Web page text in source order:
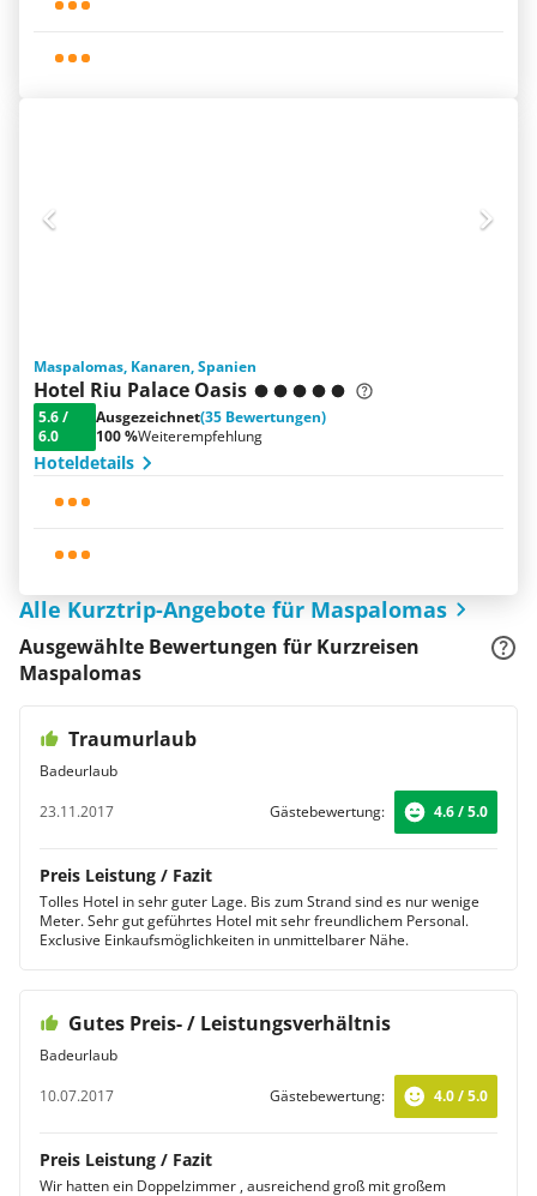
Maspalomas, Kanaren, Spanien
Hotel Riu Palace Oasis
5.6/
6.0
Ausgezeichnet(35 Bewertungen)
100 %Weiterempfehlung
Hoteldetails
Alle Kurztrip-Angebote für Maspalomas
Ausgewählte Bewertungen für Kurzreisen
Maspalomas
Traumurlaub
Badeurlaub
23.11.2017
Gästebewertung: 4.6 / 5.0
Preis Leistung / Fazit
Tolles Hotel in sehr guter Lage. Bis zum Strand sind es nur wenige
Meter. Sehr gut geführtes Hotel mit sehr freundlichem Personal.
Exclusive Einkaufsmöglichkeiten in unmittelbarer Nähe.
Gutes Preis- / Leistungsverhältnis
Badeurlaub
10.07.2017
Gästebewertung: 4.0 / 5.0
Preis Leistung / Fazit
Wir hatten ein Doppelzimmer , ausreichend groß mit großem